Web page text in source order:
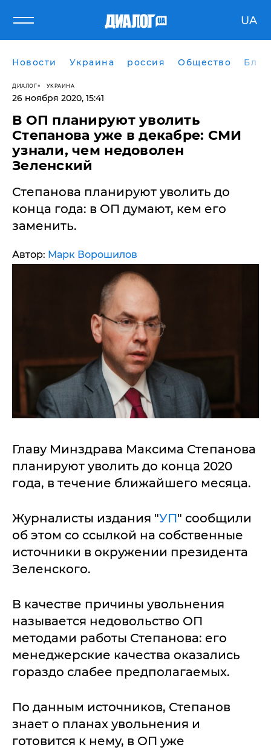
UA
Новости Украина россия Общество
ДИАЛОГ УКРАИНА
26 ноября 2020, 15:41
В ОП планируют уволить
Степанова уже в декабре: СМИ
узнали, чем недоволен
Зеленский
​Степанова планируют уволить до
конца года: в ОП думают, кем его
заменить.
Автор: Марк Ворошилов
Главу Минздрава Максима Степанова
планируют уволить до конца 2020
года, в течение ближайшего месяца.
Журналисты издания "УП" сообщили
об этом со ссылкой на собственные
источники в окружении президента
Зеленского.
В качестве причины увольнения
называется недовольство ОП
методами работы Степанова: его
менеджерские качества оказались
гораздо слабее предполагаемых.
По данным источников, Степанов
знает о планах увольнения и
готовится к нему, в ОП уже